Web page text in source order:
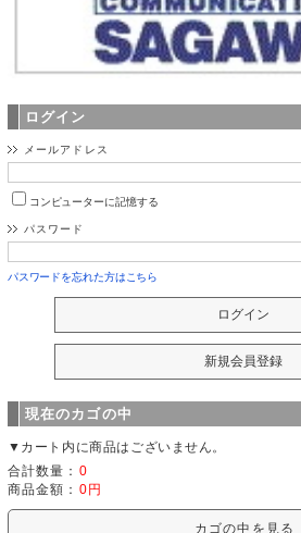
ログイン
メールアドレス
コンピューターに記憶する
パスワード
パスワードを忘れた方はこちら
現在のカゴの中
▼カート内に商品はございません。
合計数量： 0
商品金額： 0円
カゴの中を見る